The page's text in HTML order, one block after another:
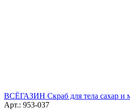
ВСЁГАЗИН Скраб для тела сахар и
Арт.: 953-037